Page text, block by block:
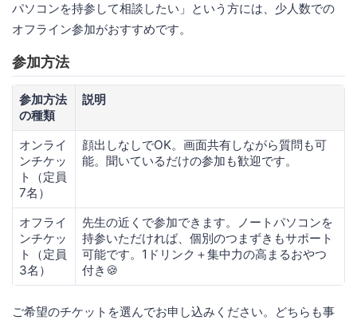
パソコンを持参して相談したい」という方には、少人数での
オフライン参加がおすすめです。
参加方法
参加方法
の種類
説明
オンライ
ンチケッ
ト（定員
7名）
顔出しなしでOK。画面共有しながら質問も可
能。聞いているだけの参加も歓迎です。
オフライ
ンチケッ
ト（定員
3名）
先生の近くで参加できます。ノートパソコンを
持参いただければ、個別のつまずきもサポート
可能です。1ドリンク＋集中力の高まるおやつ
付き🍪
ご希望のチケットを選んでお申し込みください。どちらも事